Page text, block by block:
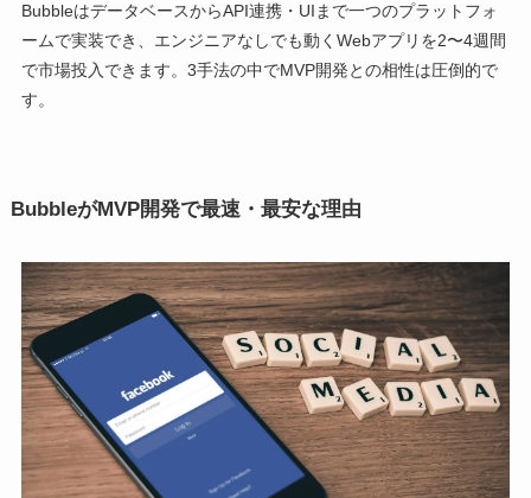
BubbleはデータベースからAPI連携・UIまで一つのプラットフォ
ームで実装でき、エンジニアなしでも動くWebアプリを2〜4週間
で市場投入できます。3手法の中でMVP開発との相性は圧倒的で
す。
BubbleがMVP開発で最速・最安な理由